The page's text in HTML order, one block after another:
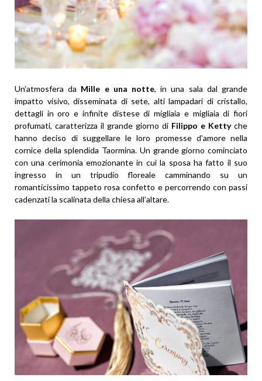
Un’atmosfera da Mille e una notte, in una sala dal grande
impatto visivo, disseminata di sete, alti lampadari di cristallo,
dettagli in oro e infinite distese di migliaia e migliaia di fiori
profumati, caratterizza il grande giorno di Filippo e Kettyche
hanno deciso di suggellare le loro promesse d’amore nella
cornice della splendida Taormina. Un grande giorno cominciato
con una cerimonia emozionante in cui la sposa ha fatto il suo
ingresso in un tripudio floreale camminando su un
romanticissimo tappeto rosa confetto e percorrendo con passi
cadenzati la scalinata della chiesa all’altare.